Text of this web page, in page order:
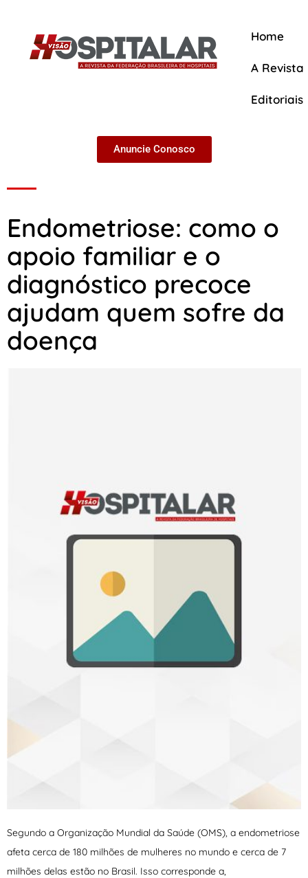
Home
A Revista
Editoriais
Anuncie Conosco
Endometriose: como o
apoio familiar e o
diagnóstico precoce
ajudam quem sofre da
doença
Segundo a Organização Mundial da Saúde (OMS), a endometriose
afeta cerca de 180 milhões de mulheres no mundo e cerca de 7
milhões delas estão no Brasil. Isso corresponde a,